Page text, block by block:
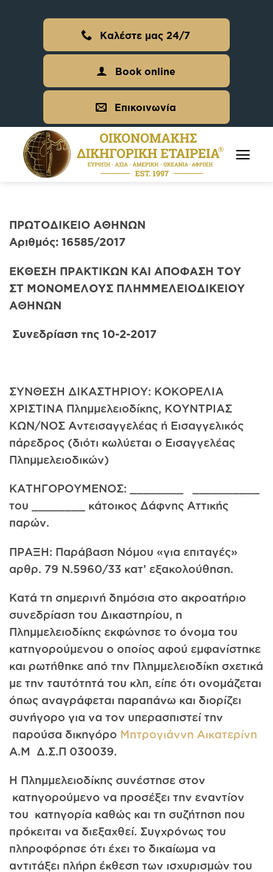
Καλέστε μας 24/7
Book online
Επικοινωνία
ΠΡΩΤΟΔΙΚΕΙΟ ΑΘΗΝΩΝ
Αριθμός: 16585/2017
ΕΚΘΕΣΗ ΠΡΑΚΤΙΚΩΝ ΚΑΙ ΑΠΟΦΑΣΗ ΤΟΥ
ΣΤ ΜΟΝΟΜΕΛΟΥΣ ΠΛΗΜΜΕΛΕΙΟΔΙΚΕΙΟΥ
ΑΘΗΝΩΝ
Συνεδρίαση της 10-2-2017
ΣΥΝΘΕΣΗ ΔΙΚΑΣΤΗΡΙΟΥ: ΚΟΚΟΡΕΛΙΑ
ΧΡΙΣΤΙΝΑ Πλημμελειοδίκης, ΚΟΥΝΤΡΙΑΣ
ΚΩΝ/ΝΟΣ Αντεισαγγελέας ή Εισαγγελικός
πάρεδρος (διότι κωλύεται ο Εισαγγελέας
Πλημμελειοδικών)
ΚΑΤΗΓΟΡΟΥΜΕΝΟΣ: ________ __________
του ________ κάτοικος Δάφνης Αττικής
παρών.
ΠΡΑΞΗ: Παράβαση Νόμου «για επιταγές»
αρθρ. 79 Ν.5960/33 κατ’ εξακολούθηση.
Κατά τη σημερινή δημόσια στο ακροατήριο
συνεδρίαση του Δικαστηρίου, η
Πλημμελειοδίκης εκφώνησε το όνομα του
κατηγορούμενου ο οποίος αφού εμφανίστηκε
και ρωτήθηκε από την Πλημμελειοδίκη σχετικά
με την ταυτότητά του κλπ, είπε ότι ονομάζεται
όπως αναγράφεται παραπάνω και διορίζει
συνήγορο για να τον υπερασπιστεί την
παρούσα δικηγόρο Μητρογιάννη Αικατερίνη
Α.Μ Δ.Σ.Π 030039.
Η Πλημμελειοδίκης συνέστησε στον
κατηγορούμενο να προσέξει την εναντίον
του κατηγορία καθώς και τη συζήτηση που
πρόκειται να διεξαχθεί. Συγχρόνως του
πληροφόρησε ότι έχει το δικαίωμα να
αντιτάξει πλήρη έκθεση των ισχυρισμών του